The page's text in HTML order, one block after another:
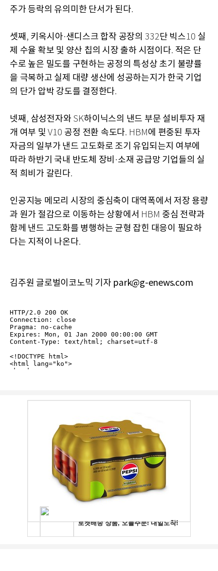
주가 등락의 유의미한 단서가 된다.
셋째 , 키옥시아·샌디스크 합작 공장의 332단 빅스10 실
제 수율 확보 및 양산 칩의 시장 출하 시점이다. 적은 단
수로 높은 밀도를 구현하는 공정의 특성상 초기 불량률
을 극복하고 실제 대량 생산에 성공하는지가 한국 기업
의 단가 압박 강도를 결정한다.
넷째 , 삼성전자와 SK하이닉스의 낸드 부문 설비투자 재
개 여부 및V10 공정 전환 속도다. HBM에 편중된 투자
자금의 일부가 낸드 고도화로 조기 유입되는지 여부에
따라 하반기 국내 반도체 장비 ·소재 공급망 기업들의 실
적 희비가 갈린다.
인공지능 메모리 시장의 중심축이 대역폭에서 저장 용량
과 원가 절감으로 이동하는 상황에서 HBM 중심 전략과
함께 낸드 고도화를 병행하는 균형 잡힌 대응이 필요하
다는 지적이 나온다.
김주원 글로벌이코노믹 기자 park@g-enews.com